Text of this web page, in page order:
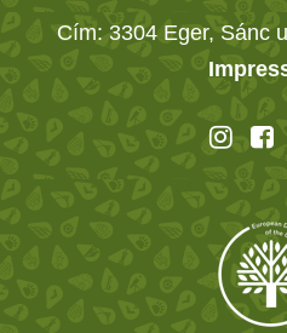
Cím: 3304 Eger, Sánc